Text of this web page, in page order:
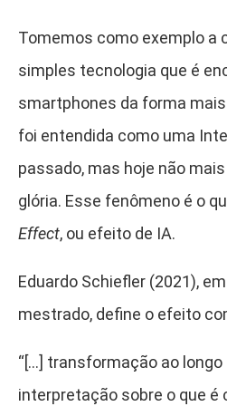
Tomemos como exemplo a
simples tecnologia que é
smartphones da forma
foi entendida como uma
passado, mas hoje não
glória. Esse fenômeno é o
Effect, ou efeito de IA.
Eduardo Schiefler (2021),
mestrado, define o efeito
“[…] transformação ao longo
interpretação sobre o que é